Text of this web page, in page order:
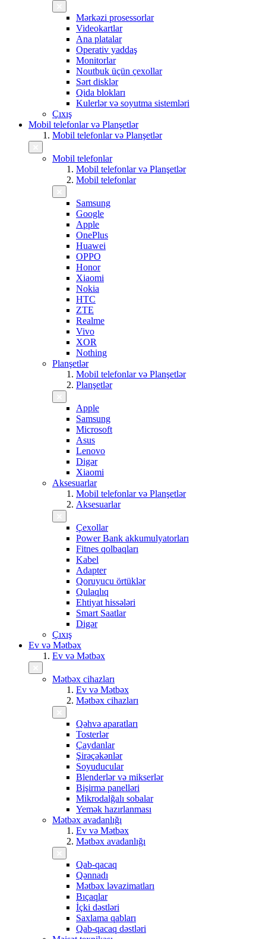
Mərkəzi prosessorlar
Videokartlar
Ana platalar
Operativ yaddaş
Monitorlar
Noutbuk üçün çexollar
Sərt disklər
Qida blokları
Kulerlər və soyutma sistemləri
Çıxış
Mobil telefonlar və Planşetlər
Mobil telefonlar və Planşetlər
Mobil telefonlar
Mobil telefonlar və Planşetlər
Mobil telefonlar
Samsung
Google
Apple
OnePlus
Huawei
OPPO
Honor
Xiaomi
Nokia
HTC
ZTE
Realme
Vivo
XOR
Nothing
Planşetlər
Mobil telefonlar və Planşetlər
Planşetlər
Apple
Samsung
Microsoft
Asus
Lenovo
Digər
Xiaomi
Aksesuarlar
Mobil telefonlar və Planşetlər
Aksesuarlar
Çexollar
Power Bank akkumulyatorları
Fitnes qolbaqları
Kabel
Adapter
Qoruyucu örtüklər
Qulaqlıq
Ehtiyat hissələri
Smart Saatlar
Digər
Çıxış
Ev və Mətbəx
Ev və Mətbəx
Mətbəx cihazları
Ev və Mətbəx
Mətbəx cihazları
Qəhvə aparatları
Tosterlər
Çaydanlar
Şirəçəkənlər
Soyuducular
Blenderlər və mikserlər
Bişirmə panelləri
Mikrodalğalı sobalar
Yemək hazırlanması
Mətbəx avadanlığı
Ev və Mətbəx
Mətbəx avadanlığı
Qab-qacaq
Qənnadı
Mətbəx ləvazimatları
Bıçaqlar
İçki dəstləri
Saxlama qabları
Qab-qacaq dəstləri